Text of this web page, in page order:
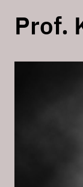
Prof.